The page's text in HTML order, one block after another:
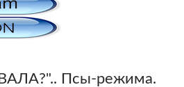
Псы-режима.